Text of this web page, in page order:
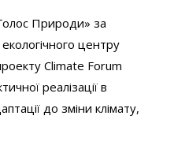
Природи» за
центру
Climate Forum
реалізації в
до зміни клімату,